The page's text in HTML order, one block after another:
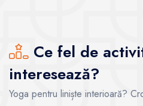
Ce fel de
interesează?
Yoga pentru liniște interioară?